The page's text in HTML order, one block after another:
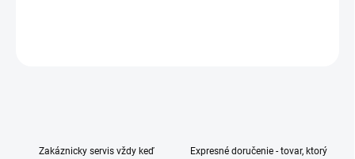
Zakáznicky servis vždy keď
Expresné doručenie - tovar, ktorý